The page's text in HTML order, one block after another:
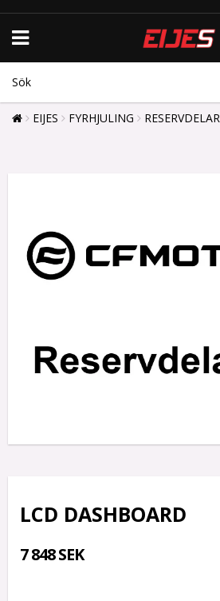
EIJES FYRHJULING RESERVDELAR
LCD DASHBOARD
7 848 SEK